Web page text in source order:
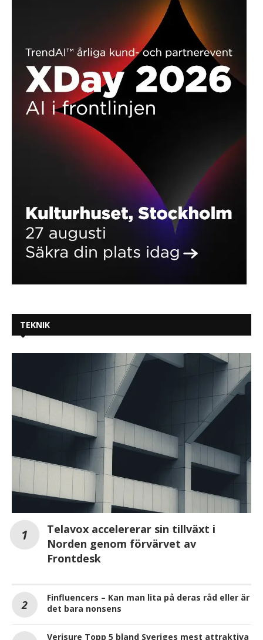
TEKNIK
Telavox accelererar sin tillväxt i
Norden genom förvärvet av
Frontdesk
Finfluencers – Kan man lita på deras råd eller är
det bara nonsens
Verisure Topp 5 bland Sveriges mest attraktiva